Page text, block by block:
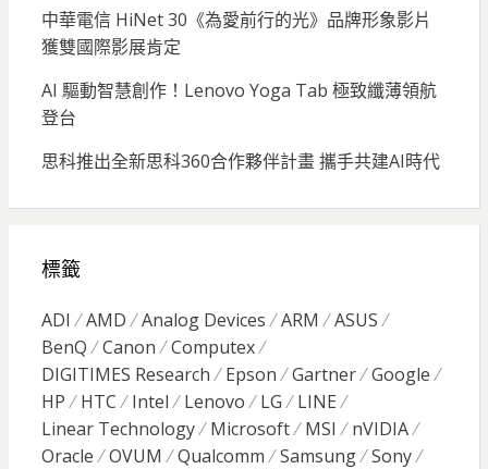
中華電信 HiNet 30《為愛前行的光》品牌形象影片
獲雙國際影展肯定
AI 驅動智慧創作！Lenovo Yoga Tab 極致纖薄領航
登台
思科推出全新思科360合作夥伴計畫 攜手共建AI時代
標籤
ADI AMD Analog Devices ARM
ASUS
BenQ
Canon
Computex
DIGITIMES Research
Epson Gartner
Google
HP
HTC Intel Lenovo LG
LINE
Linear Technology
Microsoft MSI
nVIDIA
Oracle
OVUM Qualcomm Samsung
Sony